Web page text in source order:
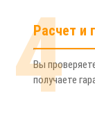
4
Расчет и
Вы
получаете